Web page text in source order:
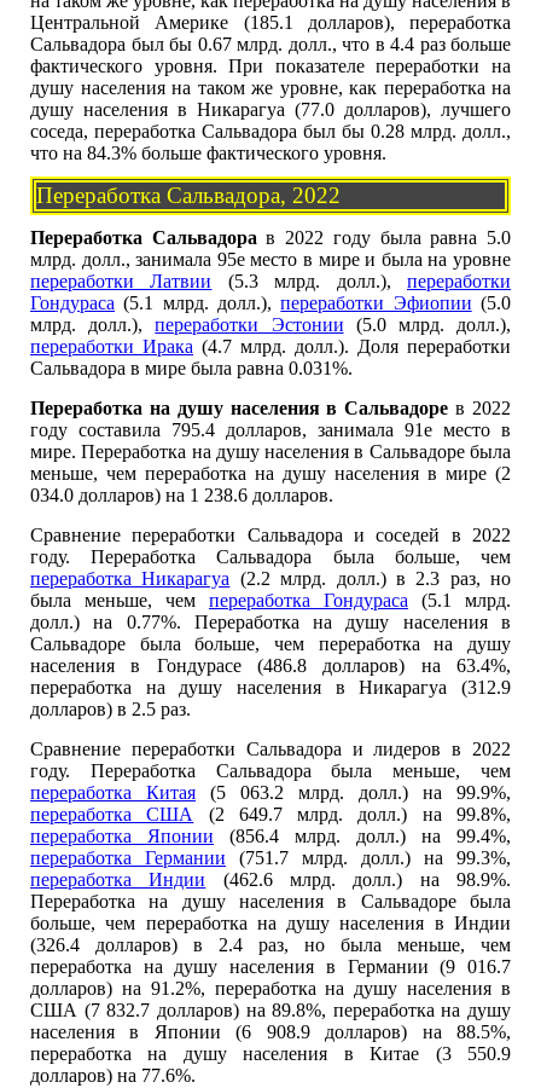
Центральной Америке (185.1 долларов), переработка
Сальвадора был бы 0.67 млрд. долл., что в 4.4 раз больше
фактического уровня. При показателе переработки на
душу населения на таком же уровне, как переработка на
душу населения в Никарагуа (77.0 долларов), лучшего
соседа, переработка Сальвадора был бы 0.28 млрд. долл.,
что на 84.3% больше фактического уровня.
Переработка Сальвадора, 2022
Переработка Сальвадора в 2022 году была равна 5.0
млрд. долл., занимала 95е место в мире и была на уровне
переработки Латвии (5.3 млрд. долл.),переработки
Гондураса (5.1 млрд. долл.),переработки Эфиопии (5.0
млрд. долл.),переработки Эстонии (5.0 млрд. долл.),
переработки Ирака (4.7 млрд. долл.). Доля переработки
Сальвадора в мире была равна 0.031%.
Переработка на душу населения в Сальвадоре в 2022
году составила 795.4 долларов, занимала 91е место в
мире. Переработка на душу населения в Сальвадоре была
меньше, чем переработка на душу населения в мире (2
034.0 долларов) на 1 238.6 долларов.
Сравнение переработки Сальвадора и соседей в 2022
году. Переработка Сальвадора была больше, чем
переработка Никарагуа (2.2 млрд. долл.) в 2.3 раз, но
была меньше, чем переработка Гондураса (5.1 млрд.
долл.) на 0.77%. Переработка на душу населения в
Сальвадоре была больше, чем переработка на душу
населения в Гондурасе (486.8 долларов) на 63.4%,
переработка на душу населения в Никарагуа (312.9
долларов) в 2.5 раз.
Сравнение переработки Сальвадора и лидеров в 2022
году. Переработка Сальвадора была меньше, чем
переработка Китая (5 063.2 млрд. долл.) на 99.9%,
переработка США
(2 649.7 млрд. долл.) на 99.8%,
переработка Японии (856.4 млрд. долл.) на 99.4%,
переработка Германии (751.7 млрд. долл.) на 99.3%,
переработка Индии (462.6 млрд. долл.) на 98.9%.
Переработка на душу населения в Сальвадоре была
больше, чем переработка на душу населения в Индии
(326.4 долларов) в 2.4 раз, но была меньше, чем
переработка на душу населения в Германии (9 016.7
долларов) на 91.2%, переработка на душу населения в
США (7 832.7 долларов) на 89.8%, переработка на душу
населения в Японии (6 908.9 долларов) на 88.5%,
переработка на душу населения в Китае (3 550.9
долларов) на 77.6%.